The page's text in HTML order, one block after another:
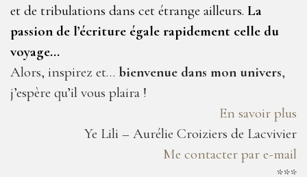
et de tribulations dans cet étrange ailleurs. La
passion de l’écriture égale rapidement celle du
voyage…
Alors, inspirez et… bienvenue dans mon univers,
j’espère qu’il vous plaira !
En savoir plus
Ye Lili – Aurélie Croiziers de Lacvivier
Me contacter par e-mail